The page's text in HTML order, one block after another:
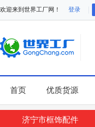
欢迎来到世界工厂网！ 登录
首页 优质货源
济宁市框饰配件